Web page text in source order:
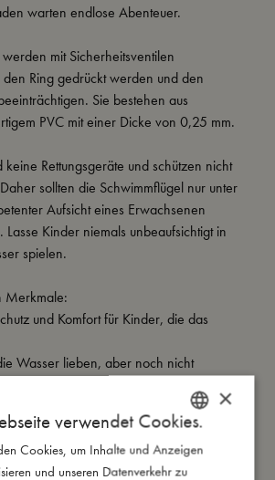
warten endlose Abenteuer.
mit Sicherheitsventilen
Ring gedrückt werden und den
Sie bestehen aus
PVC mit einer Dicke von 0,25 mm.
keine Rettungsgeräte und schützen nicht
sollten die Schwimmflügel nur unter
Aufsicht eines Erwachsenen
Kinder niemals unbeaufsichtigt in
spielen.
Merkmale:
und Komfort für Kinder, die das
Wasser lieben, aber noch nicht
aufgeblasen, die den Wasserspaß
nach europäischer Norm EN-
CE-Zeichen
DANISH
×
verwendet Cookies.
Cookies, um Inhalte und Anzeigen
und unseren Datenverkehr zu